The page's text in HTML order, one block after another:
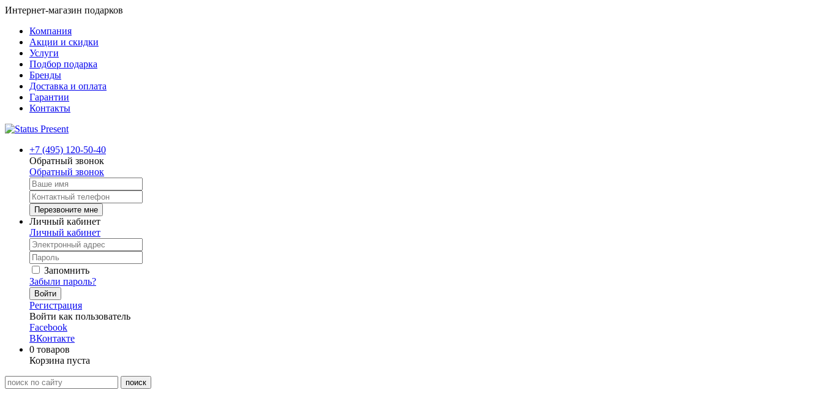
Интернет-магазин подарков
Компания
Акции и скидки
Услуги
Подбор подарка
Бренды
Доставка и оплата
Гарантии
Контакты
+7 (495) 120-50-40
Обратный звонок
Обратный звонок
Перезвоните мне
Личный кабинет
Личный кабинет
Запомнить
Забыли пароль?
Войти
Регистрация
Войти как пользователь
Facebook
ВКонтакте
0 товаров
Корзина пуста